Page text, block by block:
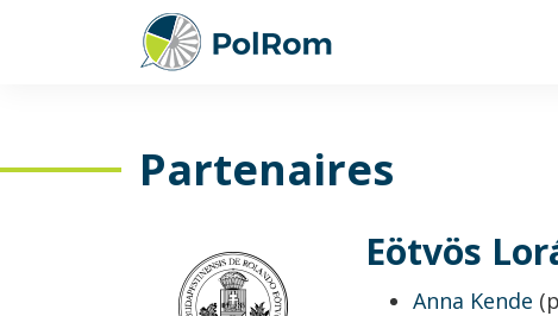
Partenaires
Eötvös
Anna Kende